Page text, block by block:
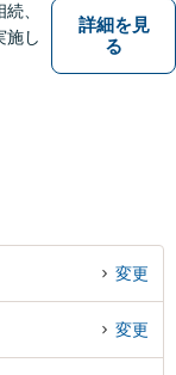
、
施し
詳細を見
る
変更
変更